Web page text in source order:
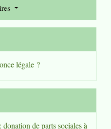
légale ?
de parts sociales à